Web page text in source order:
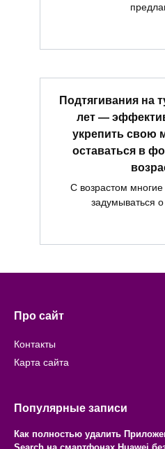
Подтягивания на
лет —
укрепить свою
оставаться в
С возрастом
задумываться
Про сайт
Контакты
Карта сайта
Популярные записи
Как полностью удалить